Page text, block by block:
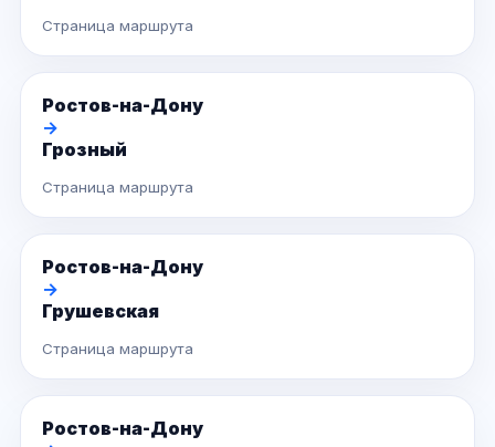
Страница маршрута
Ростов-на-Дону
→
Грозный
Страница маршрута
Ростов-на-Дону
→
Грушевская
Страница маршрута
Ростов-на-Дону